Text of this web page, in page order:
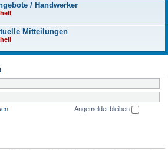
/ Handwerker
Mitteilungen
Angemeldet bleiben